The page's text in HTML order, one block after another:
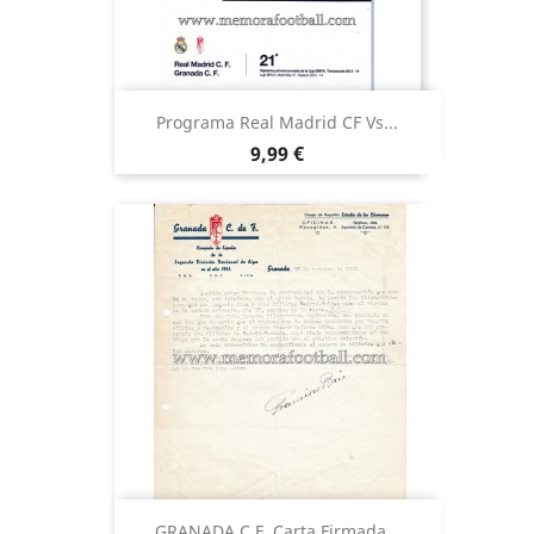
Programa Real Madrid CF Vs...
Precio
9,99 €